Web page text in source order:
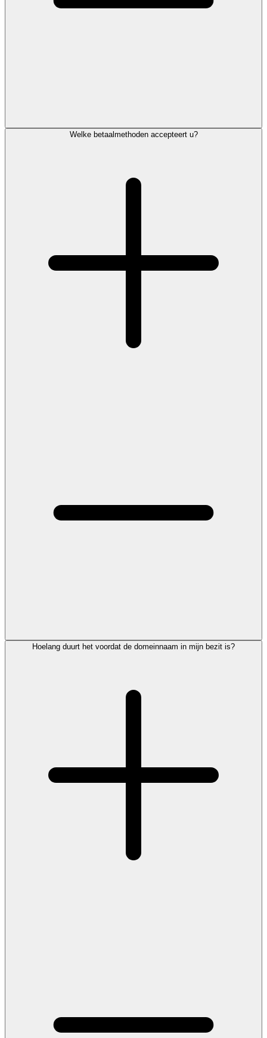
Welke betaalmethoden accepteert u?
Hoelang duurt het voordat de domeinnaam in mijn bezit is?